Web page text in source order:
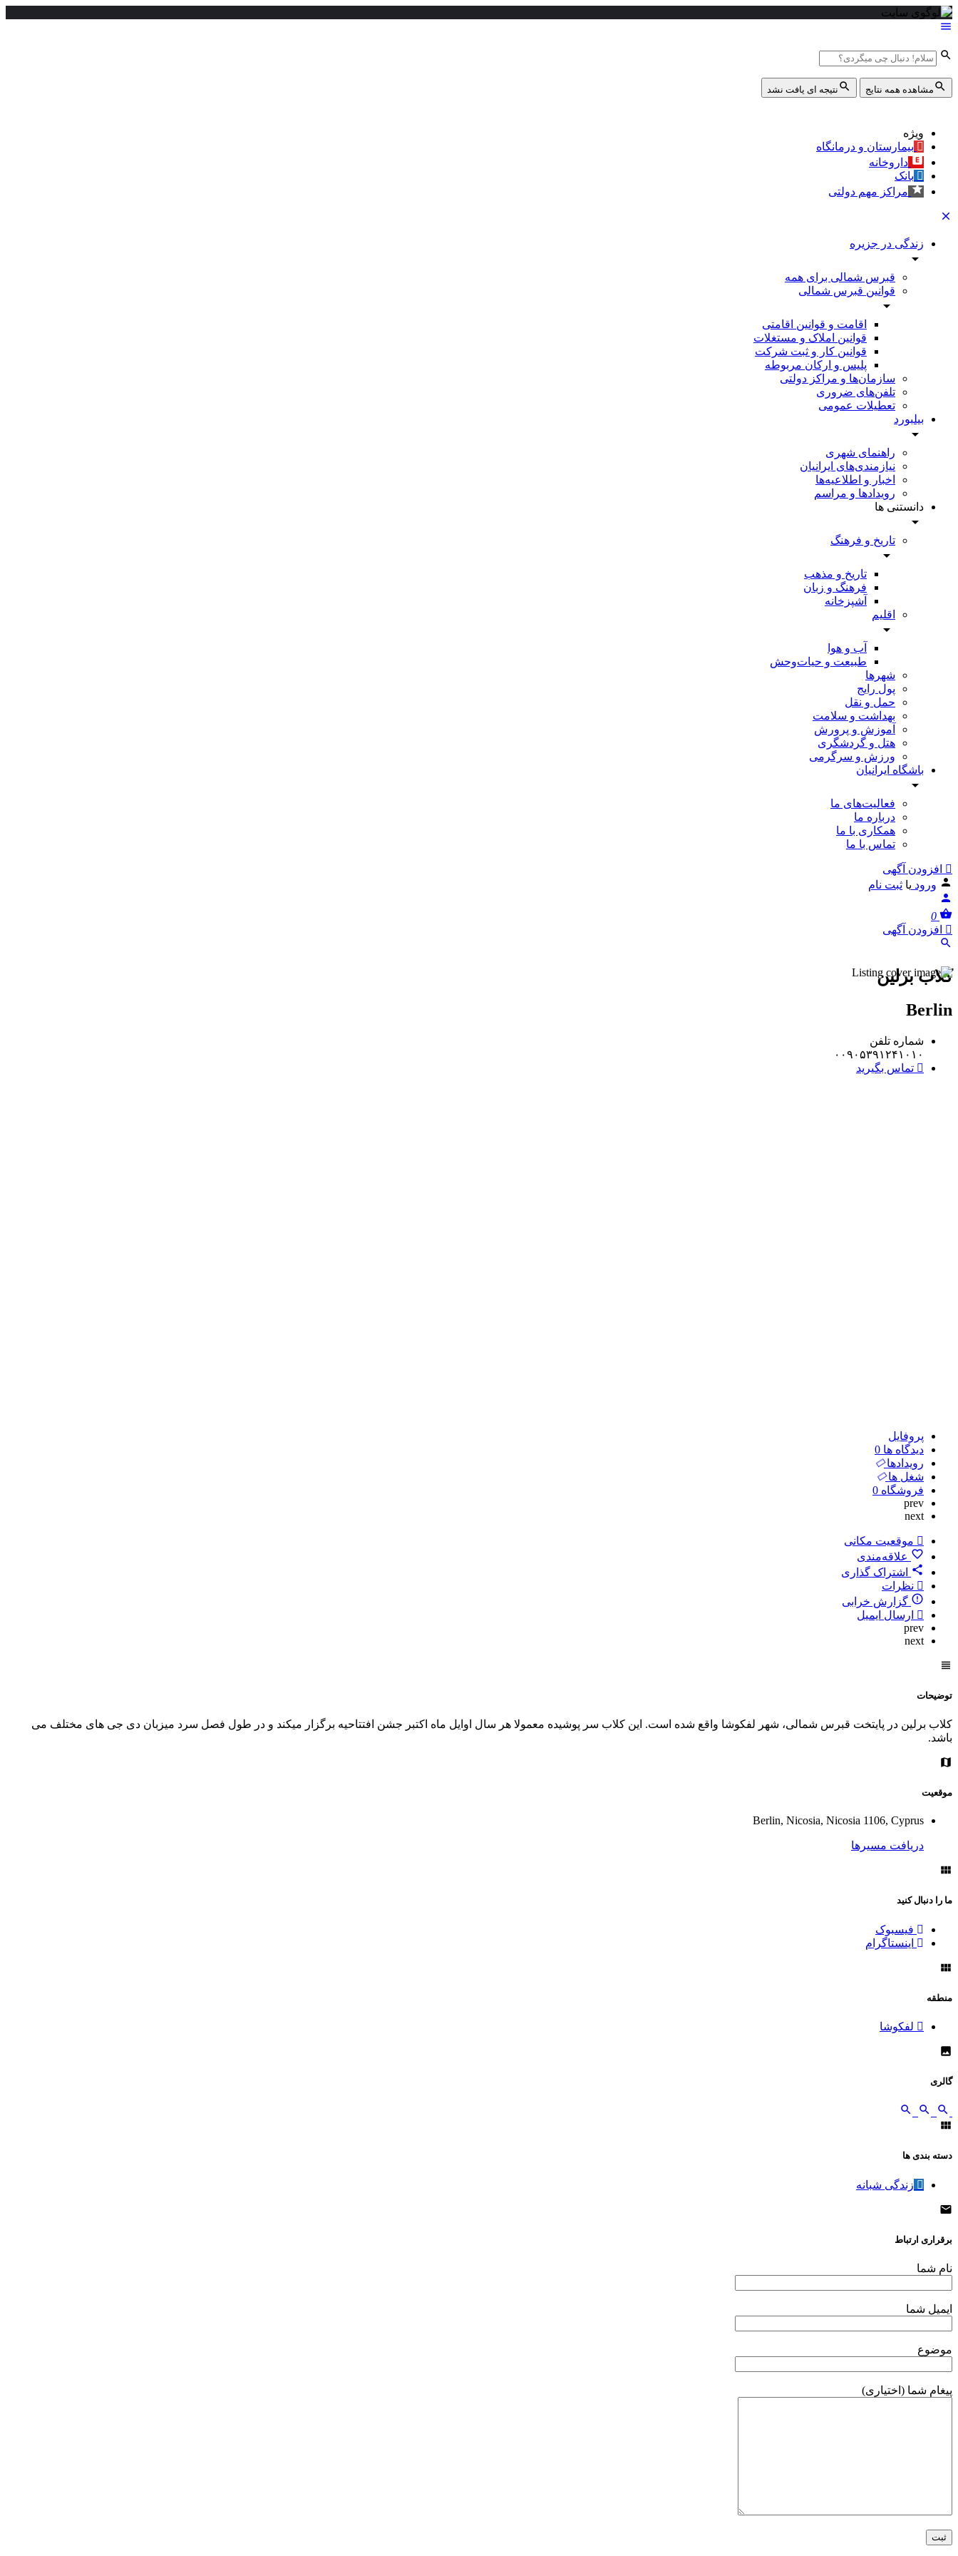
مشاهده همه نتایج نتیجه ای یافت نشد
ویژه
بیمارستان و درمانگاه
داروخانه
بانک
مراکز مهم دولتی
زندگی در جزیره
قبرس شمالی برای همه
قوانین قبرس شمالی
اقامت و قوانین اقامتی
قوانین املاک و مستغلات
قوانین کار و ثبت شرکت
پلیس و ارکان مربوطه
سازمان‌ها و مراکز دولتی
تلفن‌های ضروری
تعطیلات عمومی
بیلبورد
راهنمای شهری
نیازمندی‌های ایرانیان
اخبار و اطلاعیه‌ها
رویداد‌ها و مراسم
دانستنی ها
تاریخ و فرهنگ
تاریخ و مذهب
فرهنگ و زبان
آشپزخانه
اقلیم
آب و هوا
طبیعت و حیات‌وحش
شهرها
پول رایج
حمل و نقل
بهداشت و سلامت
آموزش و پرورش
هتل و گردشگری
ورزش و سرگرمی
باشگاه ایرانیان
فعالیت‌های ما
درباره ما
همکاری با ما
تماس با ما
افزودن آگهی
ورود یا ثبت نام
0
افزودن آگهی
کلاب برلین
Berlin
شماره تلفن
۰۰۹۰۵۳۹۱۲۴۱۰۱۰
تماس بگیرید
پروفایل
دیدگاه ها 0
رویدادها
شغل ها
فروشگاه 0
prev
next
موقعیت مکانی
علاقه‌مندی
اشتراک گذاری
نظرات
گزارش خرابی
ارسال ایمیل
prev
next
توضیحات
کلاب برلین در پایتخت قبرس شمالی، شهر لفکوشا واقع شده است. این کلاب سر پوشیده معمولا هر سال اوایل ماه اکتبر جشن افتتاحیه برگزار میکند و در طول فصل سرد میزبان دی جی های مختلف می
باشد.
موقعیت
Berlin, Nicosia, Nicosia 1106, Cyprus
دریافت مسیرها
ما را دنبال کنید
فیسبوک
اینستاگرام
منطقه
لفکوشا
گالری
دسته بندی ها
زندگی شبانه
برقراری ارتباط
نام شما
ایمیل شما
موضوع
پیغام شما (اختیاری)